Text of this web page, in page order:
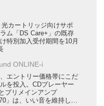
光カートリッジ向けサポ
ム「DS Care+」の既存
特別加入受付期間を10月
ONLINE-i
エントリー価格帯にこだ
を投入。CDプレーヤー
プリメインアンプ
」は、いい音を維持しな